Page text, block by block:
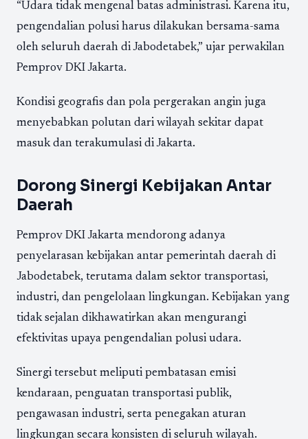
“Udara tidak mengenal batas administrasi. Karena itu,
pengendalian polusi harus dilakukan bersama-sama
oleh seluruh daerah di Jabodetabek,” ujar perwakilan
Pemprov DKI Jakarta.
Kondisi geografis dan pola pergerakan angin juga
menyebabkan polutan dari wilayah sekitar dapat
masuk dan terakumulasi di Jakarta.
Dorong Sinergi Kebijakan Antar
Daerah
Pemprov DKI Jakarta mendorong adanya
penyelarasan kebijakan antar pemerintah daerah di
Jabodetabek, terutama dalam sektor transportasi,
industri, dan pengelolaan lingkungan. Kebijakan yang
tidak sejalan dikhawatirkan akan mengurangi
efektivitas upaya pengendalian polusi udara.
Sinergi tersebut meliputi pembatasan emisi
kendaraan, penguatan transportasi publik,
pengawasan industri, serta penegakan aturan
lingkungan secara konsisten di seluruh wilayah.